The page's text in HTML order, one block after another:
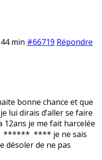
min #66719 Répondre
bonne chance et que
lui dirais d’aller se faire
je me fait harcelée
****** **** je ne sais
désoler de ne pas